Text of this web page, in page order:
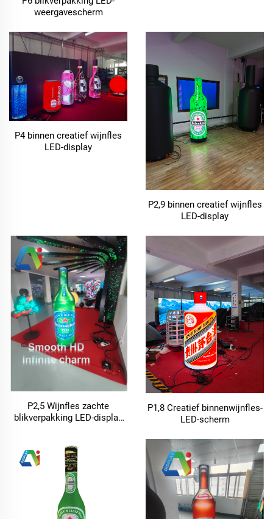
weergavescherm
P4 binnen creatief wijnfles
LED-display
P2,9 binnen creatief wijnfles
LED-display
P2,5 Wijnfles zachte
blikverpakking LED-display
P1,8 Creatief binnenwijnfles-
LED-scherm